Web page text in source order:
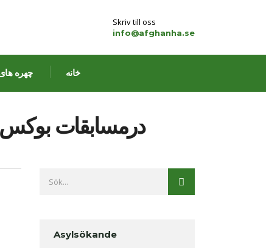
Skriv till oss
info@afghanha.se
چهره خانه
درمسابقات بوکس
Asylsökande